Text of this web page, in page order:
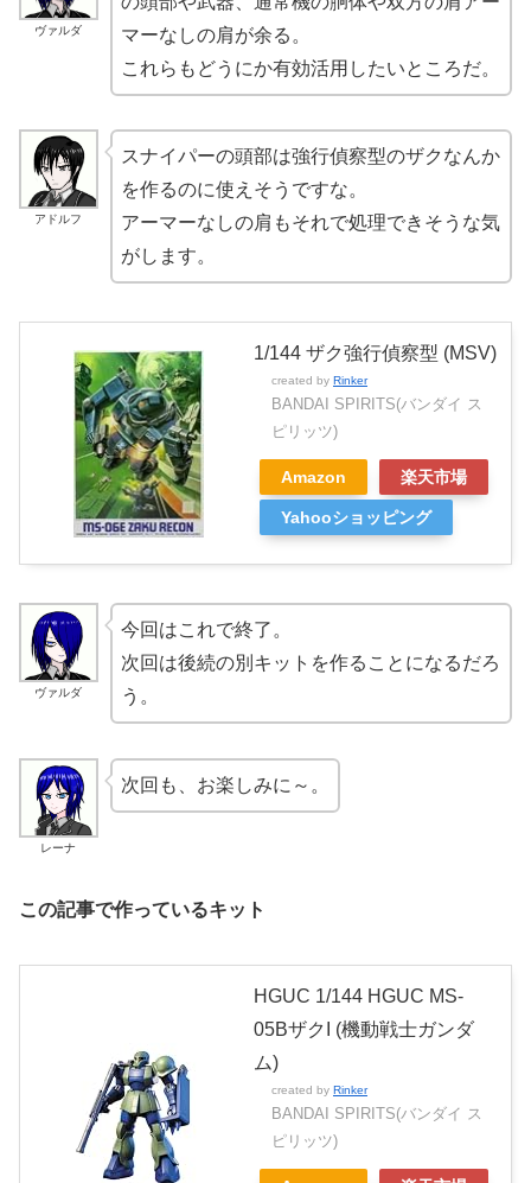
ヴァルダ
マーなしの肩が余る。
これらもどうにか有効活用したいところだ。
アドルフ
スナイパーの頭部は強行偵察型のザクなんか
を作るのに使えそうですな。
アーマーなしの肩もそれで処理できそうな気
がします。
1/144 ザク強行偵察型 (MSV)
created by Rinker
BANDAI SPIRITS(バンダイ ス
ピリッツ)
Amazon 楽天市場
Yahooショッピング
ヴァルダ
今回はこれで終了。
次回は後続の別キットを作ることになるだろ
う。
レーナ
次回も、お楽しみに～。
この記事で作っているキット
HGUC 1/144 HGUC MS-
05BザクI (機動戦士ガンダ
ム)
created by Rinker
BANDAI SPIRITS(バンダイ ス
ピリッツ)